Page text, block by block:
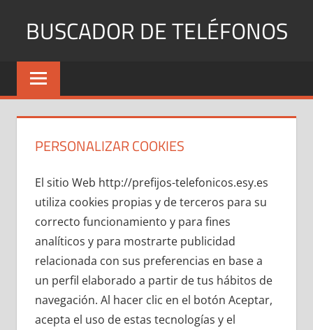
BUSCADOR DE TELÉFONOS
Identifica
Números
y
PERSONALIZAR COOKIES
El sitio Web http://prefijos-telefonicos.esy.es
utiliza cookies propias y de terceros para su
correcto funcionamiento y para fines
analíticos y para mostrarte publicidad
relacionada con sus preferencias en base a
un perfil elaborado a partir de tus hábitos de
navegación. Al hacer clic en el botón Aceptar,
acepta el uso de estas tecnologías y el